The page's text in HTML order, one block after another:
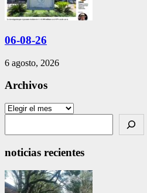
06-08-26
6 agosto, 2026
Archivos
Archivos
noticias recientes